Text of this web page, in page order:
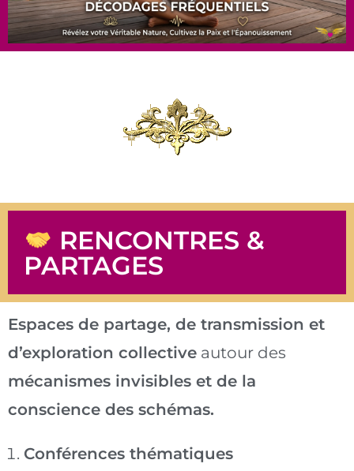
RENCONTRES &
PARTAGES
Espaces de partage, de transmission et
d’exploration collective autour des
mécanismes invisibles et de la
conscience des schémas.
Conférences thématiques